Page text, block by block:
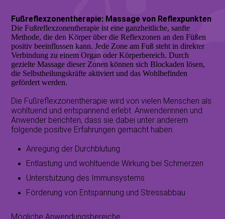
Fußreflexzonentherapie: Massage von Reflexpunkten
Die Fußreflexzonentherapie ist eine ganzheitliche, sanfte
Methode, die den Körper über die Reflexzonen an den Füßen
positiv beeinflussen kann. Jede Zone am Fuß steht in direkter
Verbindung zu einem Organ oder Körperbereich. Durch
gezielte Massage dieser Zonen können sich Blockaden lösen,
die Selbstheilungskräfte aktiviert und das Wohlbefinden
gefördert werden.
Die Fußreflexzonentherapie wird von vielen Menschen als
wohltuend und entspannend erlebt. Anwenderinnen und
Anwender berichten, dass sie dabei unter anderem
folgende positive Erfahrungen gemacht haben:
Anregung der Durchblutung
Entlastung und wohltuende Wirkung bei Schmerzen
Unterstützung des Immunsystems
Förderung von Entspannung und Stressabbau
Mögliche Anwendungsbereiche